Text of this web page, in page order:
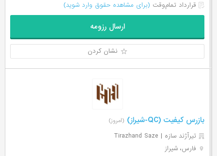
قرارداد تمام‌وقت (برای مشاهده حقوق وارد شوید)
ارسال رزومه
نشان کردن
بازرس کیفیت (QC-شیراز) (امروز)
تیرآژند سازه | Tirazhand Saze
فارس، شیراز